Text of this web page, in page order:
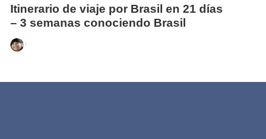
Itinerario de viaje por Brasil en 21 días
– 3 semanas conociendo Brasil
Posted